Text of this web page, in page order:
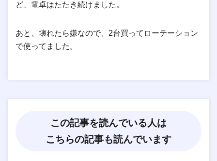
ど、電卓はたたき続けました。
あと、壊れたら嫌なので、2台買ってローテーション
で使ってました。
この記事を読んでいる人は
こちらの記事も読んでいます